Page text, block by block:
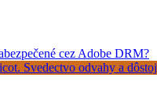
cez Adobe DRM?